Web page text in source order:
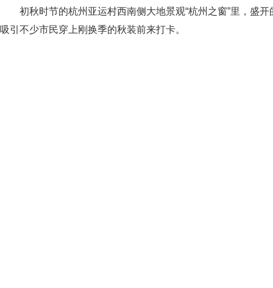
初秋时节的杭州亚运村西南侧大地景观“杭州之窗”里，盛
吸引不少市民穿上刚换季的秋装前来打卡。